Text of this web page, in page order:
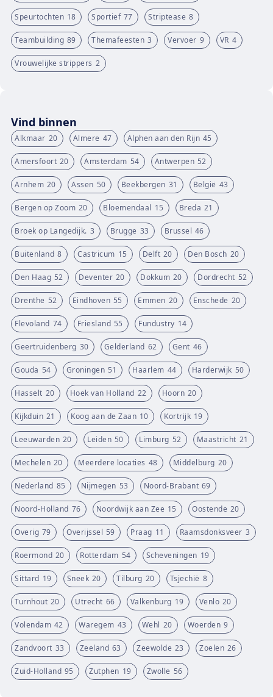
Speurtochten 18 Sportief 77 Striptease 8
Teambuilding 89 Themafeesten 3 Vervoer 9 VR 4
Vrouwelijke strippers 2
Vind binnen
Alkmaar 20 Almere 47 Alphen aan den Rijn 45
Amersfoort 20 Amsterdam 54 Antwerpen 52
Arnhem 20 Assen 50 Beekbergen 31 België 43
Bergen op Zoom 20 Bloemendaal 15 Breda 21
Broek op Langedijk. 3 Brugge 33 Brussel 46
Buitenland 8 Castricum 15 Delft 20 Den Bosch 20
Den Haag 52 Deventer 20 Dokkum 20 Dordrecht 52
Drenthe 52 Eindhoven 55 Emmen 20 Enschede 20
Flevoland 74 Friesland 55 Fundustry 14
Geertruidenberg 30 Gelderland 62 Gent 46
Gouda 54 Groningen 51 Haarlem 44 Harderwijk 50
Hasselt 20 Hoek van Holland 22 Hoorn 20
Kijkduin 21 Koog aan de Zaan 10 Kortrijk 19
Leeuwarden 20 Leiden 50 Limburg 52 Maastricht 21
Mechelen 20 Meerdere locaties 48 Middelburg 20
Nederland 85 Nijmegen 53 Noord-Brabant 69
Noord-Holland 76 Noordwijk aan Zee 15 Oostende 20
Overig 79 Overijssel 59 Praag 11 Raamsdonksveer 3
Roermond 20 Rotterdam 54 Scheveningen 19
Sittard 19 Sneek 20 Tilburg 20 Tsjechië 8
Turnhout 20 Utrecht 66 Valkenburg 19 Venlo 20
Volendam 42 Waregem 43 Wehl 20 Woerden 9
Zandvoort 33 Zeeland 63 Zeewolde 23 Zoelen 26
Zuid-Holland 95 Zutphen 19 Zwolle 56